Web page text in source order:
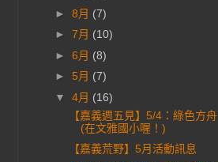
► 8月 (7)
► 7月 (10)
► 6月 (8)
► 5月 (7)
▼ 4月 (16)
【嘉義週五見】5/4：綠色方舟
(在文雅國小喔！)
【嘉義荒野】5月活動訊息